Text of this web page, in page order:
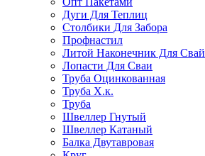
Дуги Для Теплиц
Столбики Для Забора
Профнастил
Литой Наконечник Для Свай
Лопасти Для Сваи
Труба Оцинкованная
Труба Х.к.
Труба
Швеллер Гнутый
Швеллер Катаный
Балка Двутавровая